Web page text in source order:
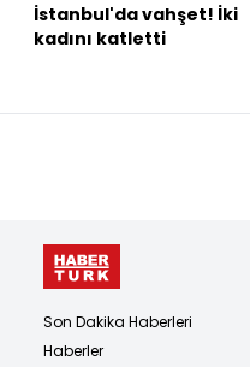
İstanbul'da vahşet! İki
kadını katletti
Son Dakika Haberleri
Haberler